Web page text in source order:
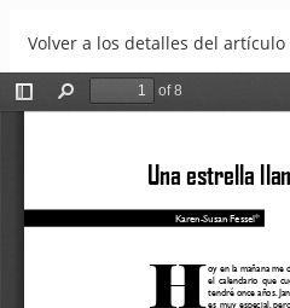
Volver a los detalles del artículo
Una estrella llamada mami